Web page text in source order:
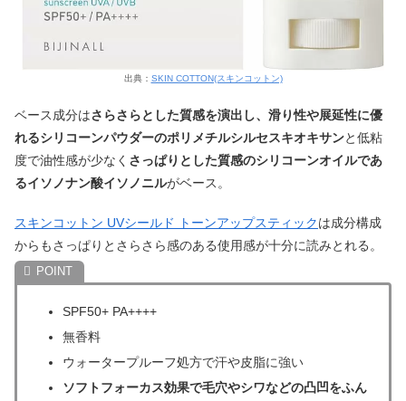
出典： SKIN COTTON(スキンコットン)
ベース成分はさらさらとした質感を演出し、滑り性や展延性に優
れるシリコーンパウダーのポリメチルシルセスキオキサンと低粘
度で油性感が少なく さっぱりとした質感のシリコーンオイルであ
るイソノナン酸イソノニルがベース。
スキンコットン UVシールド トーンアップスティックは成分構成
からもさっぱりとさらさら感のある使用感が十分に読みとれる。
SPF50+ PA++++
無香料
ウォータープルーフ処方で汗や皮脂に強い
ソフトフォーカス効果で毛穴やシワなどの凸凹をふん